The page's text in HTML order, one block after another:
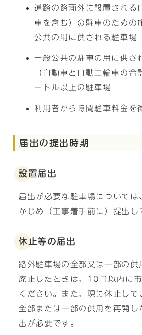
道路の路面外に設置される
車を含む）の駐車のための
公共の用に供される駐車場
一般公共の駐車の用に供さ
（自動車と自動二輪車の
ートル以上の駐車場
利用者から時間駐車料金を
届出の提出時期
設置届出
届出が必要な駐車場については
かじめ（工事着手前に）提出し
休止等の届出
路外駐車場の全部又は一部の供
廃止したときは、10日以内に
ください。また、現に休止して
全部または一部の供用を再開し
出が必要です。